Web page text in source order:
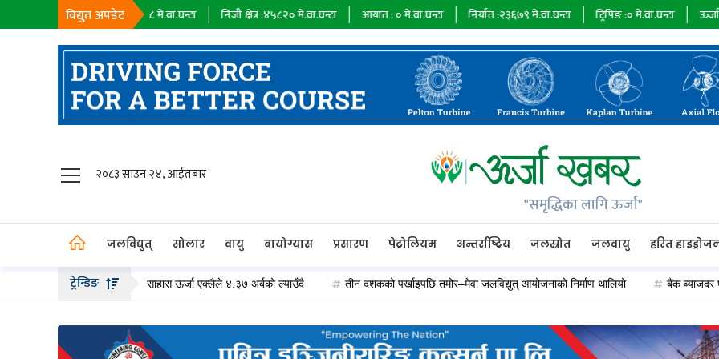
विद्युत अपडेट
१८३९८मे.वा.घन्टा निजी क्षेत्र : ४५८२०मे.वा.घन्टा आयात :०मे.वा.घन्टा निर्यात :२३६७९ मे.वा.घन्टा ट्रिपिङ :०मे.वा.घन्टा ऊर्जा माग : ७३४८५
२०८३ साउन २४, आईतबार
"समृद्धिका लागि ऊर्जा"
जलविद्युत् सोलार वायु बायोग्यास प्रसारण पेट्रोलियम अन्तर्राष्ट्रिय जलस्रोत जलवायु हरित
वायु
बायोग्यास
पेट्रोलियम
ट्रेन्डिङ
हकप्रद सेयर जारी गर्दै, साहास ऊर्जा एक्लैले ४.३७ अर्बको ल्याउँदै तीन दशकको पर्खाइपछि तमोर–मेवा जलविद्युत् आयोजनाको निर्माण थालियो बैंक ब्याजदर घट्दा अप्पर